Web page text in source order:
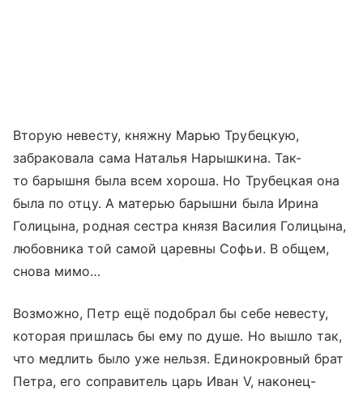
Вторую невесту, княжну Марью Трубецкую,
забраковала сама Наталья Нарышкина. Так-
то барышня была всем хороша. Но Трубецкая она
была по отцу. А матерью барышни была Ирина
Голицына, родная сестра князя Василия Голицына,
любовника той самой царевны Софьи. В общем,
снова мимо…
Возможно, Петр ещё подобрал бы себе невесту,
которая пришлась бы ему по душе. Но вышло так,
что медлить было уже нельзя. Единокровный брат
Петра, его соправитель царь Иван V, наконец-